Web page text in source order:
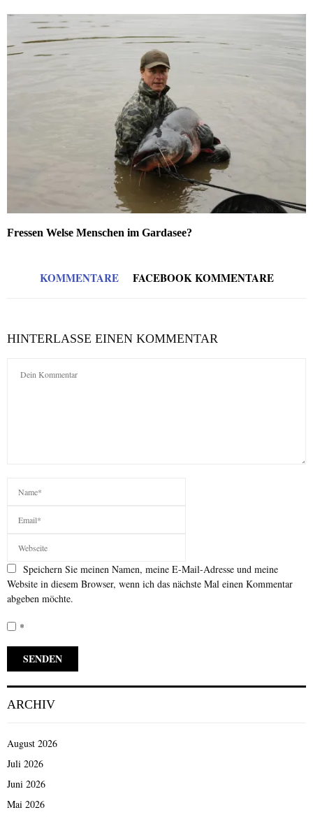
Fressen Welse Menschen im Gardasee?
KOMMENTARE FACEBOOK KOMMENTARE
HINTERLASSE EINEN KOMMENTAR
Speichern Sie meinen Namen, meine E-Mail-Adresse und meine
Website in diesem Browser, wenn ich das nächste Mal einen Kommentar
abgeben möchte.
*
ARCHIV
August 2026
Juli 2026
Juni 2026
Mai 2026